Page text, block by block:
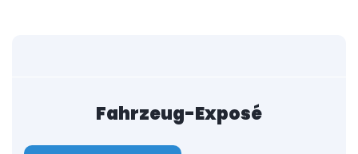
Fahrzeug-Exposé